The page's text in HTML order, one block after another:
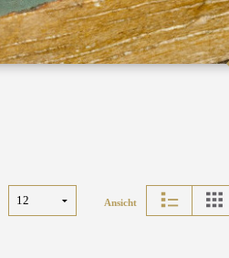
Ansicht